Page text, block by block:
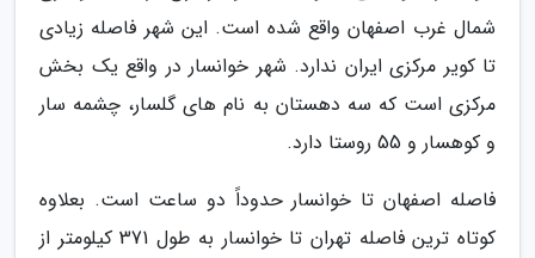
شمال غرب اصفهان واقع شده است. این شهر فاصله زیادی
تا کویر مرکزی ایران ندارد. شهر خوانسار در واقع یک بخش
مرکزی است که سه دهستان به نام های گلسار، چشمه سار
و کوهسار و 55 روستا دارد.
فاصله اصفهان تا خوانسار حدوداً دو ساعت است. بعلاوه
کوتاه ترین فاصله تهران تا خوانسار به طول 371 کیلومتر از